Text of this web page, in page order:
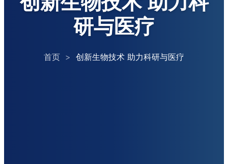
研与医疗
首页 > 创新生物技术 助力科研与医疗